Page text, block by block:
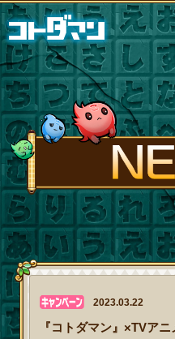
TOP
FANKIT
2023.03.22
『コトダマン』×TVア